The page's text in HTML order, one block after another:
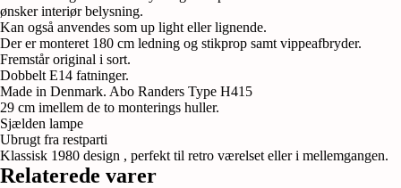
cmL.
Restparti.
Made
in
Denmark
antal
ønsker interiør belysning.
Kan også anvendes som up light eller lignende.
Der er monteret 180 cm ledning og stikprop samt vippeafbryder.
Fremstår original i sort.
Dobbelt E14 fatninger.
Made in Denmark. Abo Randers Type H415
29 cm imellem de to monterings huller.
Sjælden lampe
Ubrugt fra restparti
Klassisk 1980 design , perfekt til retro værelset eller i mellemgangen.
Relaterede varer